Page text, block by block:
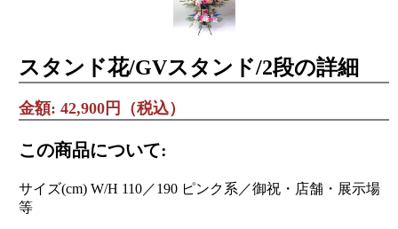
スタンド花/GVスタンド/2段の詳細
金額: 42,900円（税込）
この商品について:
サイズ(cm) W/H 110／190 ピンク系／御祝・店舗・展示場
等